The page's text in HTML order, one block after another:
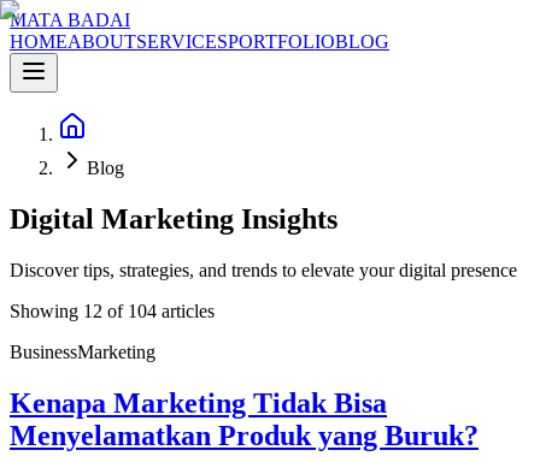
MATA BADAI
HOMEABOUTSERVICESPORTFOLIOBLOG
Blog
Digital Marketing Insights
Discover tips, strategies, and trends to elevate your digital presence
Showing 12 of 104 articles
BusinessMarketing
Kenapa Marketing Tidak Bisa
Menyelamatkan Produk yang Buruk?